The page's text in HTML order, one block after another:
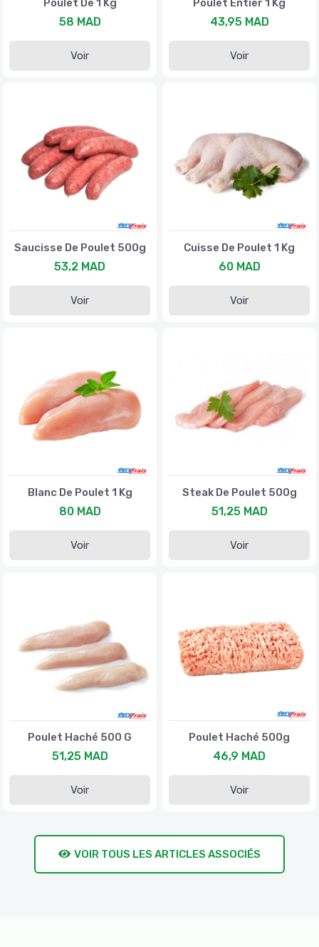
Poulet De 1 Kg
58 MAD
Voir
Poulet Entier 1 Kg
43,95 MAD
Voir
Saucisse De Poulet 500g
53,2 MAD
Voir
Cuisse De Poulet 1 Kg
60 MAD
Voir
Blanc De Poulet 1 Kg
80 MAD
Voir
Steak De Poulet 500g
51,25 MAD
Voir
Poulet Haché 500 G
51,25 MAD
Voir
Poulet Haché 500g
46,9 MAD
Voir
VOIR TOUS LES ARTICLES ASSOCIÉS